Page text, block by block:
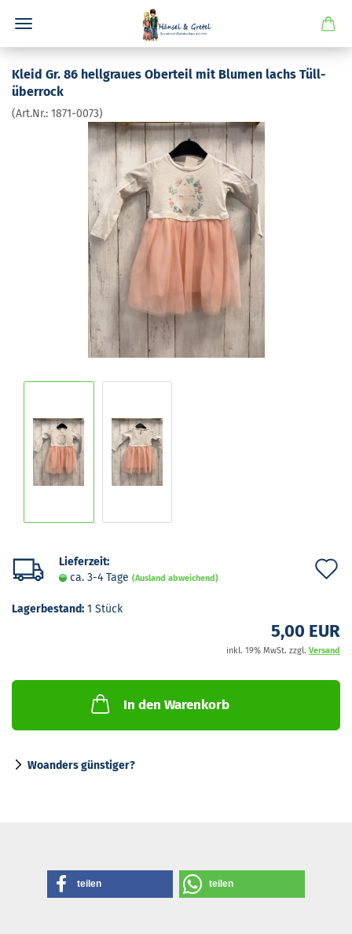
Kleid Gr. 86 hell­grau­es Ober­teil mit Blu­men lachs Tüll­
über­rock
(Art.Nr.: 1871-​0073)
Lieferzeit:
ca. 3-4 Tage (Ausland abweichend)
Lagerbestand: 1 Stück
5,00 EUR
inkl. 19% MwSt. zzgl. Versand
In den Warenkorb
Woanders günstiger?
teilen teilen